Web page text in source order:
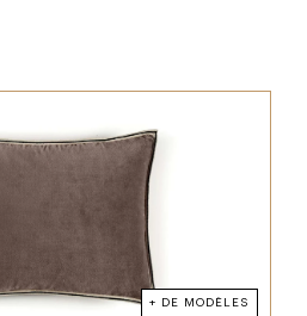
+ DE MODÈLES